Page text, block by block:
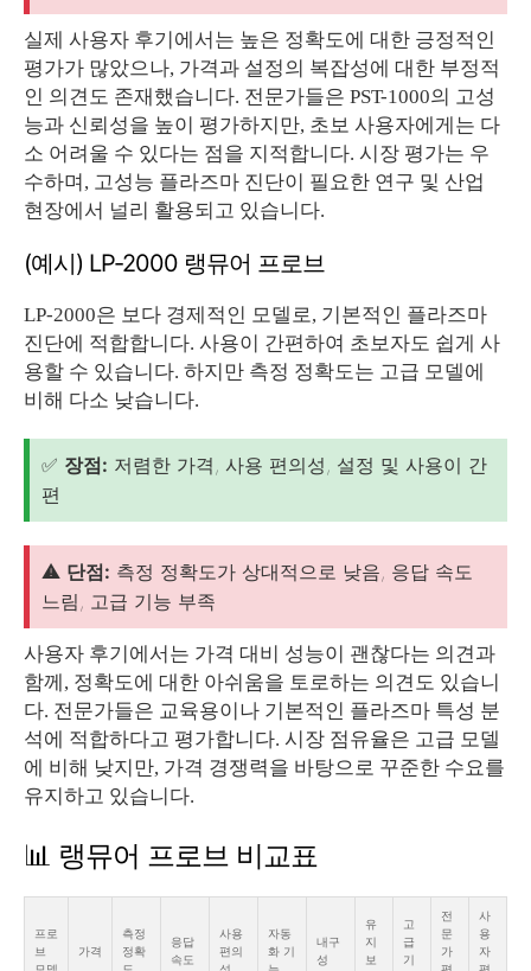
실제 사용자 후기에서는 높은 정확도에 대한 긍정적인
평가가 많았으나, 가격과 설정의 복잡성에 대한 부정적
인 의견도 존재했습니다. 전문가들은 PST-1000의 고성
능과 신뢰성을 높이 평가하지만, 초보 사용자에게는 다
소 어려울 수 있다는 점을 지적합니다. 시장 평가는 우
수하며, 고성능 플라즈마 진단이 필요한 연구 및 산업
현장에서 널리 활용되고 있습니다.
(예시) LP-2000 랭뮤어 프로브
LP-2000은 보다 경제적인 모델로, 기본적인 플라즈마
진단에 적합합니다. 사용이 간편하여 초보자도 쉽게 사
용할 수 있습니다. 하지만 측정 정확도는 고급 모델에
비해 다소 낮습니다.
✅ 장점: 저렴한 가격, 사용 편의성, 설정 및 사용이 간
편
⚠️ 단점: 측정 정확도가 상대적으로 낮음, 응답 속도
느림, 고급 기능 부족
사용자 후기에서는 가격 대비 성능이 괜찮다는 의견과
함께, 정확도에 대한 아쉬움을 토로하는 의견도 있습니
다. 전문가들은 교육용이나 기본적인 플라즈마 특성 분
석에 적합하다고 평가합니다. 시장 점유율은 고급 모델
에 비해 낮지만, 가격 경쟁력을 바탕으로 꾸준한 수요를
유지하고 있습니다.
📊 랭뮤어 프로브 비교표
프로
브
가격
측정
정확
응답
속도
사용
편의
자동
화 기
내구
성
유
지
보
고
급
기
전
문
가
사
용
자